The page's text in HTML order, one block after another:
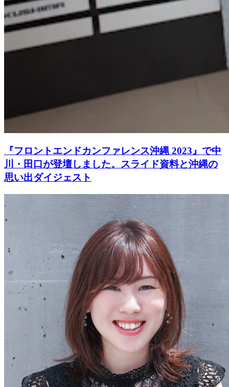
『フロントエンドカンファレンス沖縄 2023』で中
川・田口が登壇しました。スライド資料と沖縄の
思い出ダイジェスト